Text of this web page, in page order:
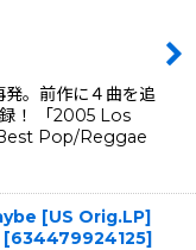
。前作に４曲を追
！ 「2005 Los
Pop/Reggae
[US Orig.LP]
[634479924125]